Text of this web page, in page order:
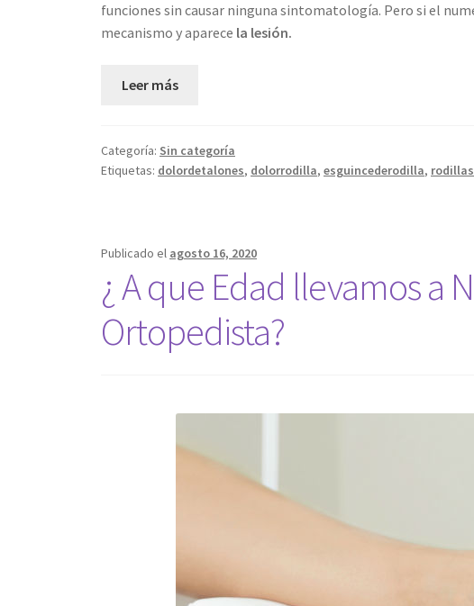
funciones sin causar ninguna sintomatología. Pero si el
mecanismo y aparece la lesión.
Leer más
Categoría: Sin categoría
Etiquetas: dolordetalones, dolorrodilla, esguincederodilla,
Publicado el agosto 16, 2020
¿ A que Edad llevamos a
Ortopedista?